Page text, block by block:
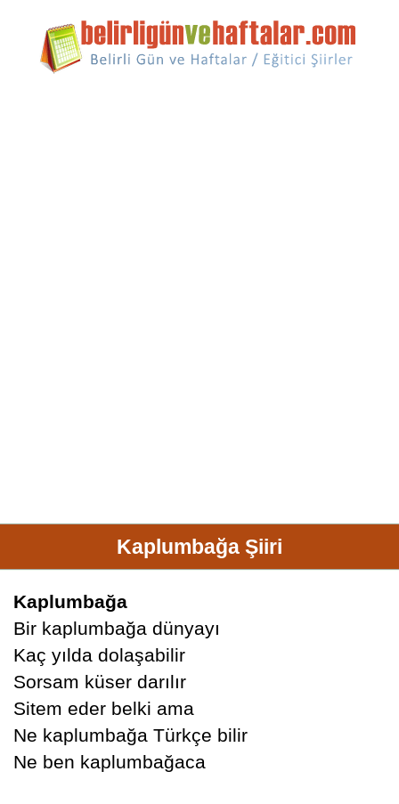
Kaplumbağa Şiiri
Kaplumbağa
Bir kaplumbağa dünyayı
Kaç yılda dolaşabilir
Sorsam küser darılır
Sitem eder belki ama
Ne kaplumbağa Türkçe bilir
Ne ben kaplumbağaca